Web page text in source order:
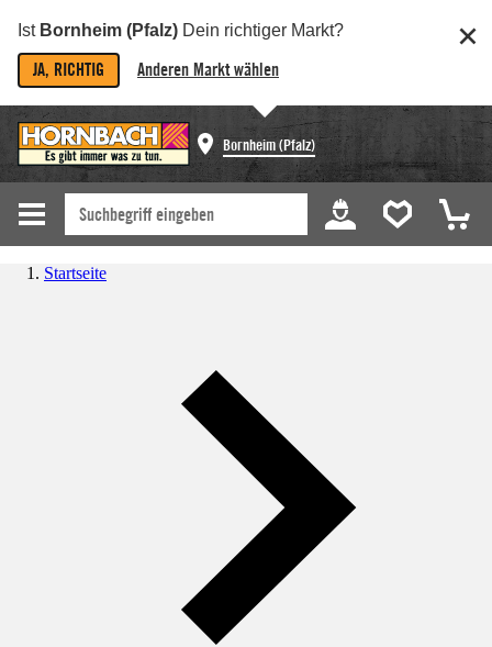
Ist Bornheim (Pfalz) Dein richtiger Markt?
JA, RICHTIG Anderen Markt wählen
Bornheim (Pfalz)
Startseite